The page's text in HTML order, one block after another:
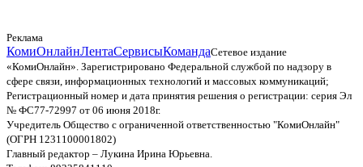
Реклама
КомиОнлайнЛентаСервисыКомандаСетевое издание
«КомиОнлайн». Зарегистрировано Федеральной службой по надзору в
сфере связи, информационных технологий и массовых коммуникаций;
Регистрационный номер и дата принятия решения о регистрации: серия Эл
№ ФС77-72997 от 06 июня 2018г.
Учредитель Общество с ограниченной ответственностью "КомиОнлайн"
(ОГРН 1231100001802)
Главный редактор – Лукина Ирина Юрьевна.